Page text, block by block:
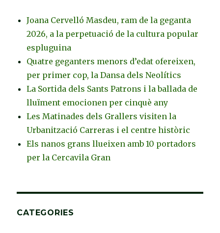
Joana Cervelló Masdeu, ram de la geganta
2026, a la perpetuació de la cultura popular
espluguina
Quatre geganters menors d’edat ofereixen,
per primer cop, la Dansa dels Neolítics
La Sortida dels Sants Patrons i la ballada de
lluïment emocionen per cinquè any
Les Matinades dels Grallers visiten la
Urbanització Carreras i el centre històric
Els nanos grans llueixen amb 10 portadors
per la Cercavila Gran
CATEGORIES